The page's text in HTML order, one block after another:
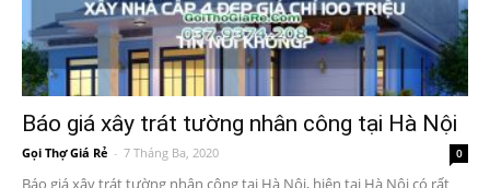
Báo giá xây trát tường nhân công tại Hà Nội
Gọi Thợ Giá Rẻ - 7 Tháng Ba, 2020 0
Báo giá xây trát tường nhân công tại Hà Nội, hiện tại Hà Nội có rất